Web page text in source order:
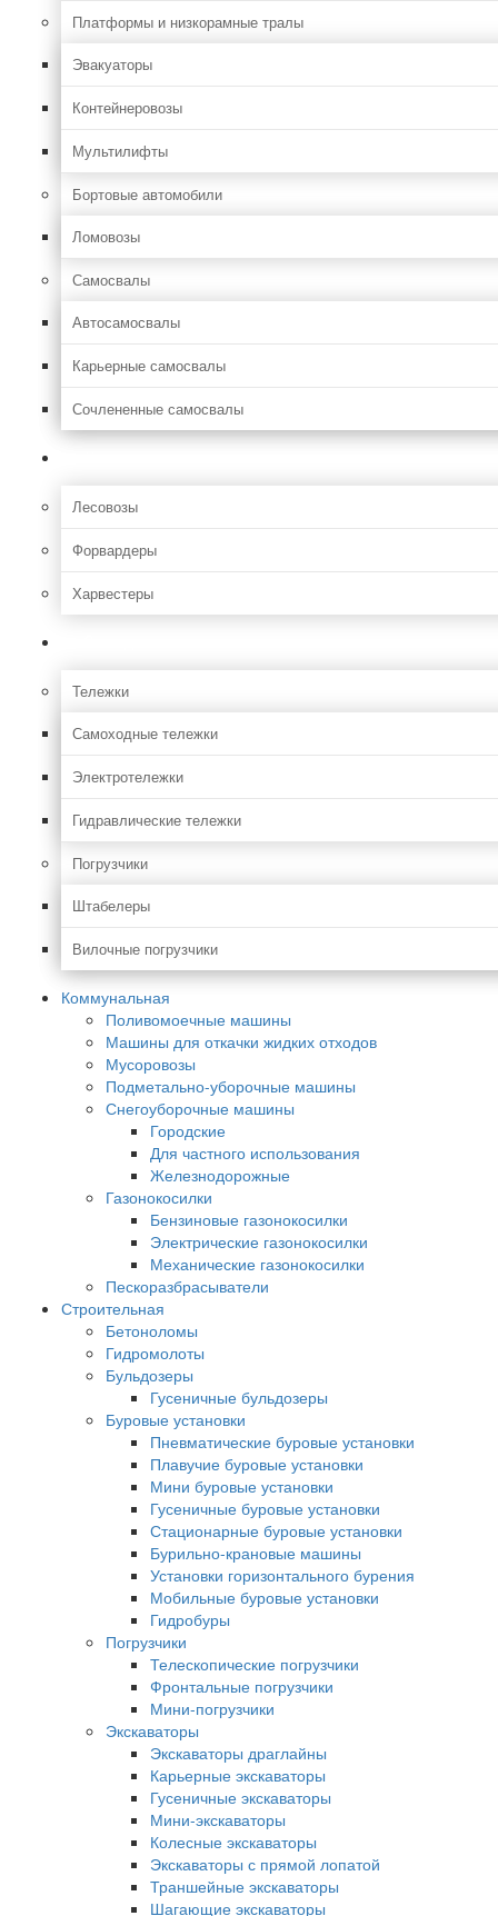
Платформы и низкорамные тралы
Эвакуаторы
Контейнеровозы
Мультилифты
Бортовые автомобили
Ломовозы
Самосвалы
Автосамосвалы
Карьерные самосвалы
Сочлененные самосвалы
Лесовозы
Форвардеры
Харвестеры
Тележки
Самоходные тележки
Электротележки
Гидравлические тележки
Погрузчики
Штабелеры
Вилочные погрузчики
Коммунальная
Поливомоечные машины
Машины для откачки жидких отходов
Мусоровозы
Подметально-уборочные машины
Снегоуборочные машины
Городские
Для частного использования
Железнодорожные
Газонокосилки
Бензиновые газонокосилки
Электрические газонокосилки
Механические газонокосилки
Пескоразбрасыватели
Строительная
Бетоноломы
Гидромолоты
Бульдозеры
Гусеничные бульдозеры
Буровые установки
Пневматические буровые установки
Плавучие буровые установки
Мини буровые установки
Гусеничные буровые установки
Стационарные буровые установки
Бурильно-крановые машины
Установки горизонтального бурения
Мобильные буровые установки
Гидробуры
Погрузчики
Телескопические погрузчики
Фронтальные погрузчики
Мини-погрузчики
Экскаваторы
Экскаваторы драглайны
Карьерные экскаваторы
Гусеничные экскаваторы
Мини-экскаваторы
Колесные экскаваторы
Экскаваторы с прямой лопатой
Траншейные экскаваторы
Шагающие экскаваторы